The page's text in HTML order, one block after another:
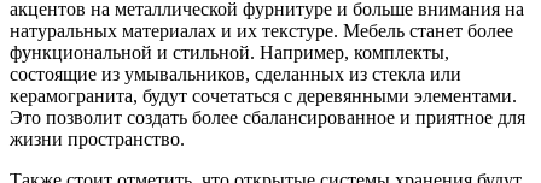
акцентов на металлической фурнитуре и больше внимания на
натуральных материалах и их текстуре. Мебель станет более
функциональной и стильной. Например, комплекты,
состоящие из умывальников, сделанных из стекла или
керамогранита, будут сочетаться с деревянными элементами.
Это позволит создать более сбалансированное и приятное для
жизни пространство.